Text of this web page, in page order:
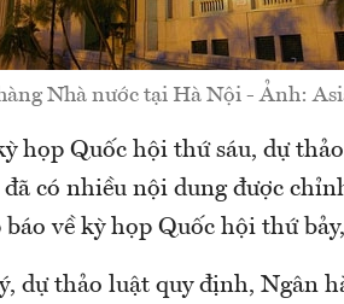
Nhà nước tại Hà Nội - Ảnh:
họp Quốc hội thứ sáu, dự
có nhiều nội dung được
về kỳ họp Quốc hội thứ
dự thảo luật quy định, Ngân